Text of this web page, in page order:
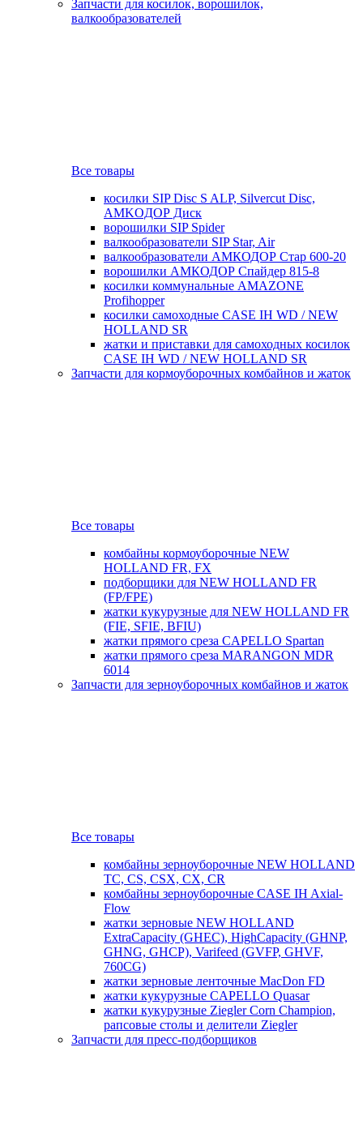
Запчасти для косилок, ворошилок,
валкообразователей
Все товары
косилки SIP Disc S ALP, Silvercut Disc,
AMKOДОР Диск
ворошилки SIP Spider
валкообразователи SIP Star, Air
валкообразователи АМКОДОР Стар 600-20
ворошилки АМКОДОР Спайдер 815-8
косилки коммунальные AMAZONE
Profihopper
косилки самоходные CASE IH WD / NEW
HOLLAND SR
жатки и приставки для самоходных косилок
CASE IH WD / NEW HOLLAND SR
Запчасти для кормоуборочных комбайнов и жаток
Все товары
комбайны кормоуборочные NEW
HOLLAND FR, FX
подборщики для NEW HOLLAND FR
(FP/FPE)
жатки кукурузные для NEW HOLLAND FR
(FIE, SFIE, BFIU)
жатки прямого среза CAPELLO Spartan
жатки прямого среза MARANGON MDR
6014
Запчасти для зерноуборочных комбайнов и жаток
Все товары
комбайны зерноуборочные NEW HOLLAND
TC, CS, CSX, CX, CR
комбайны зерноуборочные CASE IH Axial-
Flow
жатки зерновые NEW HOLLAND
ExtraCapacity (GHEC), HighCapacity (GHNP,
GHNG, GHCP), Varifeed (GVFP, GHVF,
760CG)
жатки зерновые ленточные MacDon FD
жатки кукурузные CAPELLO Quasar
жатки кукурузные Ziegler Corn Champion,
рапсовые столы и делители Ziegler
Запчасти для пресс-подборщиков